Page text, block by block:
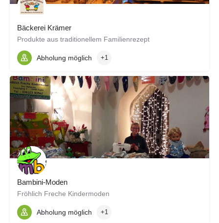
Bäckerei Krämer
Produkte aus traditionellem Familienrezept
Abholung möglich +1
Bambini-Moden
Fröhlich Freche Kindermoden
Abholung möglich +1